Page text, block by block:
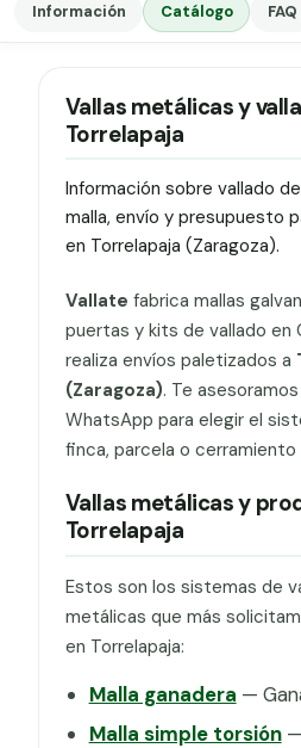
Información Catálogo FAQ
Vallas metálicas y
Torrelapaja
Información sobre vallado
malla, envío y presupuesto
en Torrelapaja (Zaragoza).
Vallate fabrica mallas
puertas y kits de vallado en
realiza envíos paletizados a
(Zaragoza). Te
WhatsApp para elegir el
finca, parcela o cerramiento
Vallas metálicas y
Torrelapaja
Estos son los sistemas de
metálicas que más
en Torrelapaja:
Malla ganadera —
Malla simple torsión—